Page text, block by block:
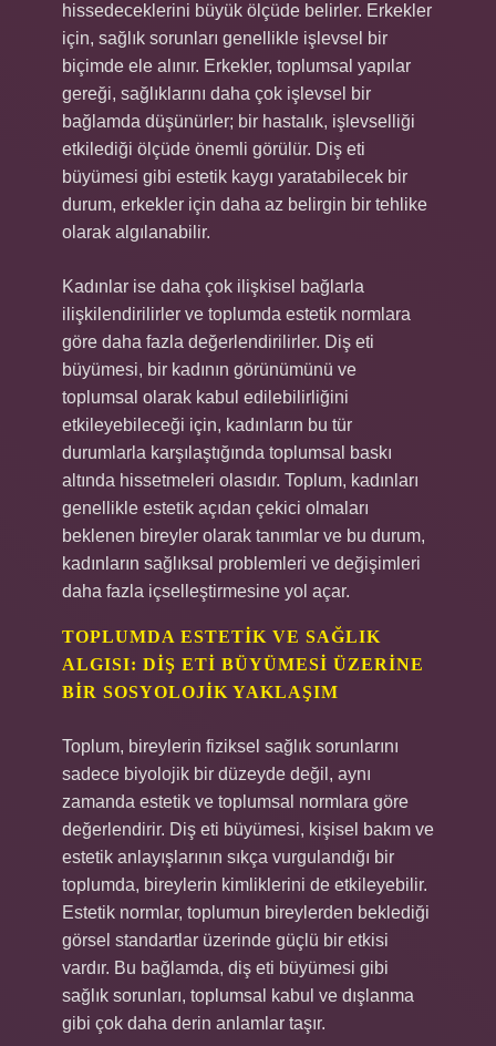
hissedeceklerini büyük ölçüde belirler. Erkekler
için, sağlık sorunları genellikle işlevsel bir
biçimde ele alınır. Erkekler, toplumsal yapılar
gereği, sağlıklarını daha çok işlevsel bir
bağlamda düşünürler; bir hastalık, işlevselliği
etkilediği ölçüde önemli görülür. Diş eti
büyümesi gibi estetik kaygı yaratabilecek bir
durum, erkekler için daha az belirgin bir tehlike
olarak algılanabilir.
Kadınlar ise daha çok ilişkisel bağlarla
ilişkilendirilirler ve toplumda estetik normlara
göre daha fazla değerlendirilirler. Diş eti
büyümesi, bir kadının görünümünü ve
toplumsal olarak kabul edilebilirliğini
etkileyebileceği için, kadınların bu tür
durumlarla karşılaştığında toplumsal baskı
altında hissetmeleri olasıdır. Toplum, kadınları
genellikle estetik açıdan çekici olmaları
beklenen bireyler olarak tanımlar ve bu durum,
kadınların sağlıksal problemleri ve değişimleri
daha fazla içselleştirmesine yol açar.
TOPLUMDA ESTETIK VE SAĞLIK
ALGISI: DIŞ ETI BÜYÜMESI ÜZERINE
BIR SOSYOLOJIK YAKLAŞIM
Toplum, bireylerin fiziksel sağlık sorunlarını
sadece biyolojik bir düzeyde değil, aynı
zamanda estetik ve toplumsal normlara göre
değerlendirir. Diş eti büyümesi, kişisel bakım ve
estetik anlayışlarının sıkça vurgulandığı bir
toplumda, bireylerin kimliklerini de etkileyebilir.
Estetik normlar, toplumun bireylerden beklediği
görsel standartlar üzerinde güçlü bir etkisi
vardır. Bu bağlamda, diş eti büyümesi gibi
sağlık sorunları, toplumsal kabul ve dışlanma
gibi çok daha derin anlamlar taşır.